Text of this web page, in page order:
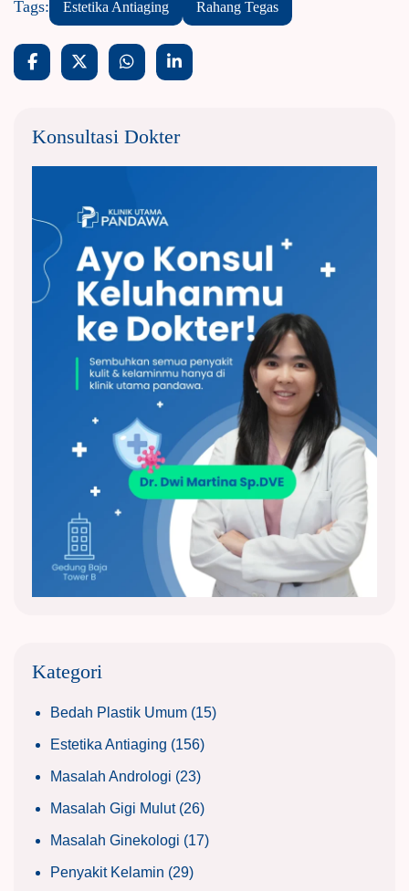
Tags: Estetika Antiaging Rahang Tegas
Konsultasi Dokter
Kategori
Bedah Plastik Umum (15)
Estetika Antiaging (156)
Masalah Andrologi (23)
Masalah Gigi Mulut(26)
Masalah Ginekologi (17)
Penyakit Kelamin (29)